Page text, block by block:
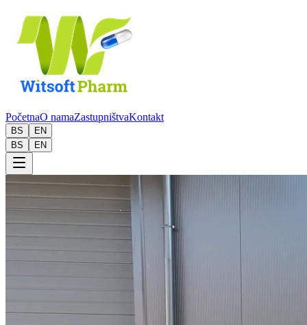
PočetnaO namaZastupništvaKontakt
BS
EN
BS
EN